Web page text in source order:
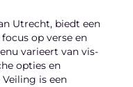
Utrecht, biedt een
op verse en
varieert van vis-
opties en
is een